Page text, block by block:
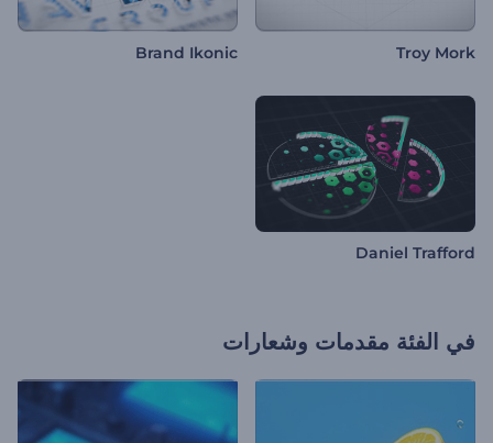
Troy Mork
Brand Ikonic
Daniel Trafford
في الفئة مقدمات وشعارات